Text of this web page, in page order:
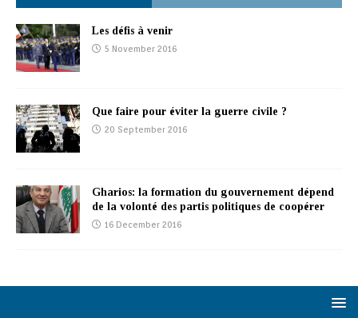
Les défis à venir
5 November 2016
Que faire pour éviter la guerre civile ?
20 September 2016
Gharios: la formation du gouvernement dépend
de la volonté des partis politiques de coopérer
16 December 2016